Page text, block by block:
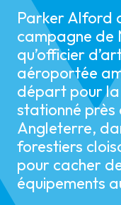
Parker Alford
campagne de
qu’officier
aéroportée
départ pour
stationné près
Angleterre,
forestiers
pour cacher
équipements